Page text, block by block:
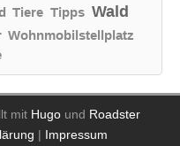
Tiere Tipps Wald
Wohnmobilstellplatz
mit Hugound Roadster
| Impressum